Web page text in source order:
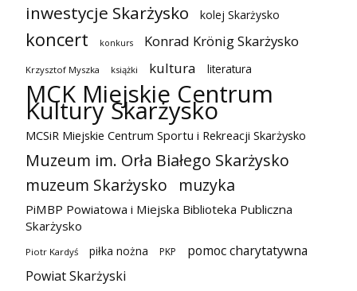
inwestycje Skarżysko kolej Skarżysko
koncert konkurs Konrad Krönig Skarżysko
Krzysztof Myszka książki kultura literatura
MCK Miejskie Centrum
Kultury Skarżysko
MCSiR Miejskie Centrum Sportu i Rekreacji Skarżysko
Muzeum im. Orła Białego Skarżysko
muzeum Skarżysko
muzyka
PiMBP Powiatowa i Miejska Biblioteka Publiczna
Skarżysko
Piotr Kardyś piłka nożna PKP
pomoc charytatywna
Powiat Skarżyski